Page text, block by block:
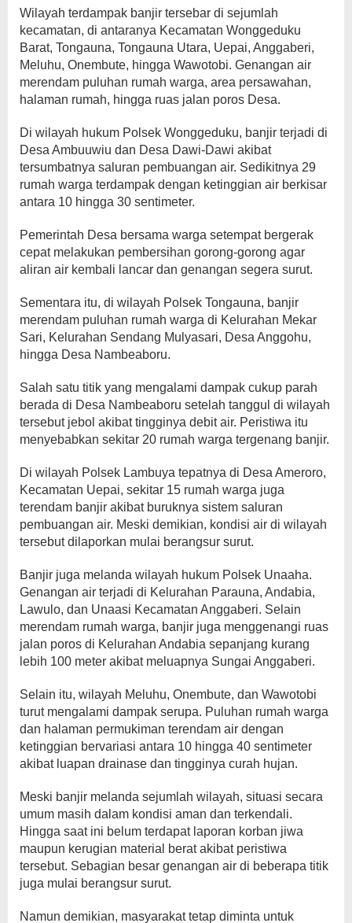
Wilayah terdampak banjir tersebar di sejumlah
kecamatan, di antaranya Kecamatan Wonggeduku
Barat, Tongauna, Tongauna Utara, Uepai, Anggaberi,
Meluhu, Onembute, hingga Wawotobi. Genangan air
merendam puluhan rumah warga, area persawahan,
halaman rumah, hingga ruas jalan poros Desa.
Di wilayah hukum Polsek Wonggeduku, banjir terjadi di
Desa Ambuuwiu dan Desa Dawi-Dawi akibat
tersumbatnya saluran pembuangan air. Sedikitnya 29
rumah warga terdampak dengan ketinggian air berkisar
antara 10 hingga 30 sentimeter.
Pemerintah Desa bersama warga setempat bergerak
cepat melakukan pembersihan gorong-gorong agar
aliran air kembali lancar dan genangan segera surut.
Sementara itu, di wilayah Polsek Tongauna, banjir
merendam puluhan rumah warga di Kelurahan Mekar
Sari, Kelurahan Sendang Mulyasari, Desa Anggohu,
hingga Desa Nambeaboru.
Salah satu titik yang mengalami dampak cukup parah
berada di Desa Nambeaboru setelah tanggul di wilayah
tersebut jebol akibat tingginya debit air. Peristiwa itu
menyebabkan sekitar 20 rumah warga tergenang banjir.
Di wilayah Polsek Lambuya tepatnya di Desa Ameroro,
Kecamatan Uepai, sekitar 15 rumah warga juga
terendam banjir akibat buruknya sistem saluran
pembuangan air. Meski demikian, kondisi air di wilayah
tersebut dilaporkan mulai berangsur surut.
Banjir juga melanda wilayah hukum Polsek Unaaha.
Genangan air terjadi di Kelurahan Parauna, Andabia,
Lawulo, dan Unaasi Kecamatan Anggaberi. Selain
merendam rumah warga, banjir juga menggenangi ruas
jalan poros di Kelurahan Andabia sepanjang kurang
lebih 100 meter akibat meluapnya Sungai Anggaberi.
Selain itu, wilayah Meluhu, Onembute, dan Wawotobi
turut mengalami dampak serupa. Puluhan rumah warga
dan halaman permukiman terendam air dengan
ketinggian bervariasi antara 10 hingga 40 sentimeter
akibat luapan drainase dan tingginya curah hujan.
Meski banjir melanda sejumlah wilayah, situasi secara
umum masih dalam kondisi aman dan terkendali.
Hingga saat ini belum terdapat laporan korban jiwa
maupun kerugian material berat akibat peristiwa
tersebut. Sebagian besar genangan air di beberapa titik
juga mulai berangsur surut.
Namun demikian, masyarakat tetap diminta untuk